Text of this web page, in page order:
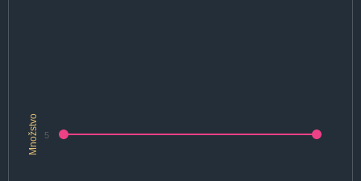
Množstvo 5